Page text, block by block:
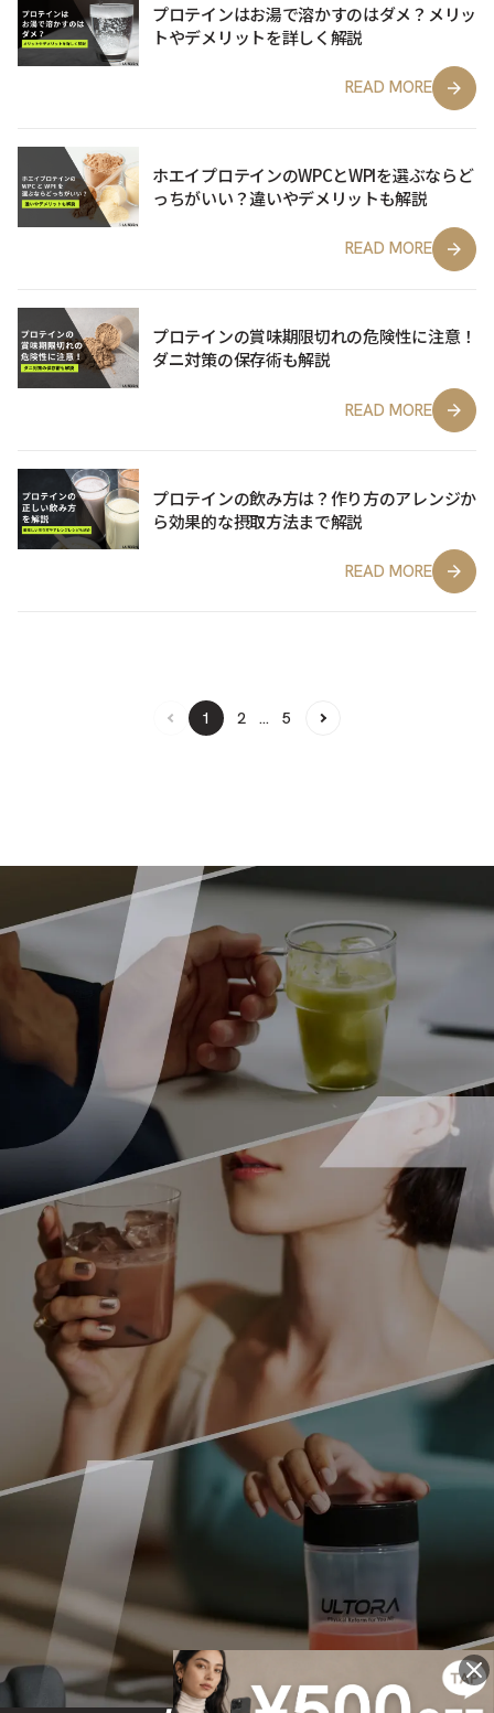
プロテインはお湯で溶かすのはダメ？メリッ
トやデメリットを詳しく解説
READ MORE
ホエイプロテインのWPCとWPIを選ぶならど
っちがいい？違いやデメリットも解説
READ MORE
プロテインの賞味期限切れの危険性に注意！
ダニ対策の保存術も解説
READ MORE
プロテインの飲み方は？作り方のアレンジか
ら効果的な摂取方法まで解説
READ MORE
1 2 … 5